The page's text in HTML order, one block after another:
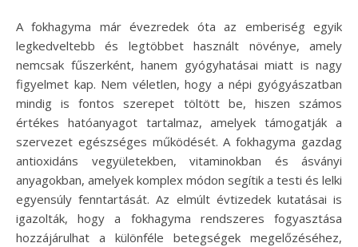
A fokhagyma már évezredek óta az emberiség egyik
legkedveltebb és legtöbbet használt növénye, amely
nemcsak fűszerként, hanem gyógyhatásai miatt is nagy
figyelmet kap. Nem véletlen, hogy a népi gyógyászatban
mindig is fontos szerepet töltött be, hiszen számos
értékes hatóanyagot tartalmaz, amelyek támogatják a
szervezet egészséges működését. A fokhagyma gazdag
antioxidáns vegyületekben, vitaminokban és ásványi
anyagokban, amelyek komplex módon segítik a testi és lelki
egyensúly fenntartását. Az elmúlt évtizedek kutatásai is
igazolták, hogy a fokhagyma rendszeres fogyasztása
hozzájárulhat a különféle betegségek megelőzéséhez,